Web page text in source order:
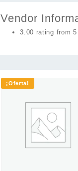
Vendor
3.00 rating from
¡Oferta!